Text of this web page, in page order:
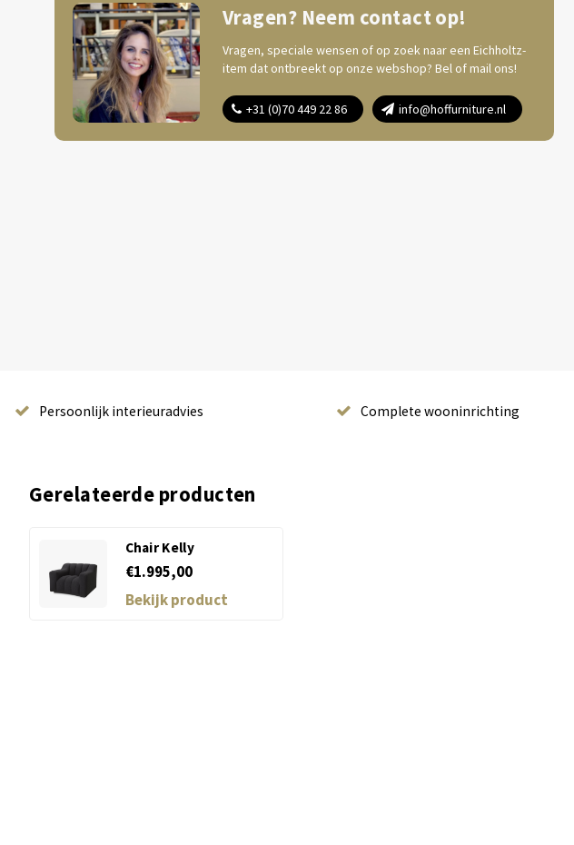
Vragen? Neem contact op!
Vragen, speciale wensen of op zoek naar een Eichholtz-
item dat ontbreekt op onze webshop? Bel of mail ons!
+31 (0)70 449 22 86 info@hoffurniture.nl
Persoonlijk interieuradvies Complete wooninrichting
Gerelateerde producten
Chair Kelly
€1.995,00
Bekijk product